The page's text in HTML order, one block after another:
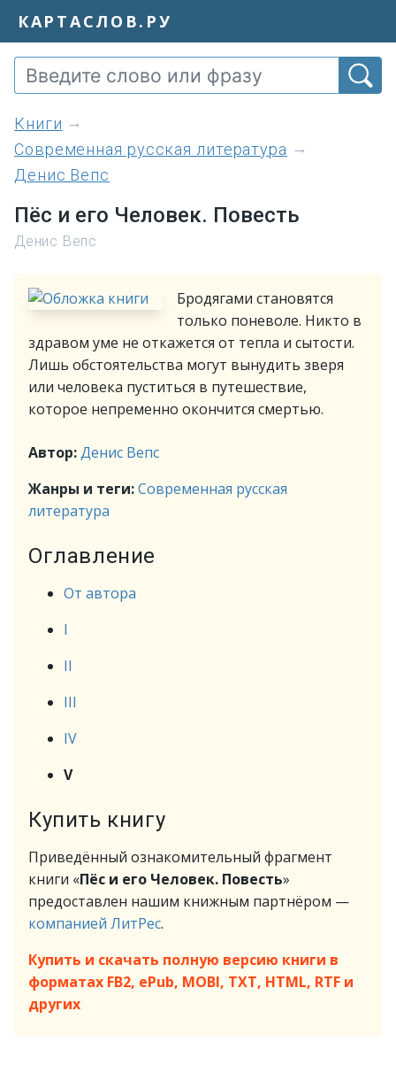
КАРТАСЛОВ.РУ
книги
Современная русская литература
Денис Вепс
Пёс и его Человек. Повесть
Денис Вепс
Бродягами становятся
только поневоле. Никто в
здравом уме не откажется от тепла и сытости.
Лишь обстоятельства могут вынудить зверя
или человека пуститься в путешествие,
которое непременно окончится смертью.
Автор:Денис Вепс
Жанры и теги:Современная русская
литература
Оглавление
От автора
I
II
III
IV
V
Купить книгу
Приведённый ознакомительный фрагмент
книги «Пёс и его Человек. Повесть»
предоставлен нашим книжным партнёром —
компанией ЛитРес.
Купить и скачать полную версию книги в
форматах FB2, ePub, MOBI, TXT, HTML, RTF и
других